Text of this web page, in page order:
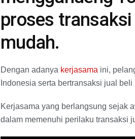
proses
mudah.
Dengan adanya kerjasama ini,
Indonesia serta bertransaksi jual
Kerjasama yang berlangsung sejak
dalam memenuhi perilaku transaksi